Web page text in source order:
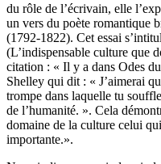
du rôle de l’écrivain, elle
un vers du poète romantique
(1792-1822). Cet essai
(L’indispensable culture que
citation : « Il y a dans Odes
Shelley qui dit : « J’aimerai
trompe dans laquelle tu
de l’humanité. ». Cela
domaine de la culture celui
importante.».